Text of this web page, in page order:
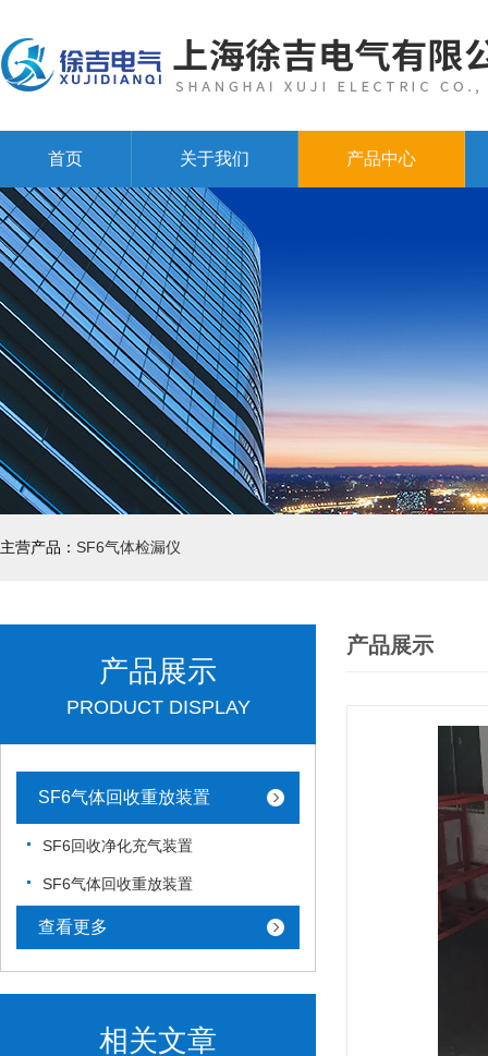
首页 关于我们 产品中心
主营产品： SF6气体检漏仪
产品展示
PRODUCT DISPLAY
SF6气体回收重放装置
SF6回收净化充气装置
SF6气体回收重放装置
查看更多
相关文章
产品展示